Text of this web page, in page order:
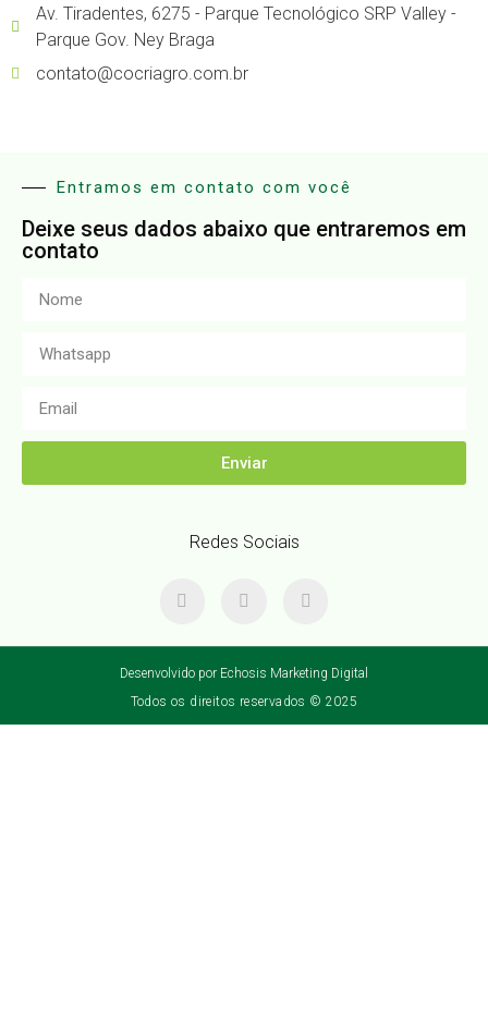
Av. Tiradentes, 6275 - Parque Tecnológico SRP Valley -
Parque Gov. Ney Braga
contato@cocriagro.com.br
Entramos em contato com você
Deixe seus dados abaixo que entraremos em
contato
Enviar
Redes Sociais
Desenvolvido por Echosis Marketing Digital
Todos os direitos reservados © 2025